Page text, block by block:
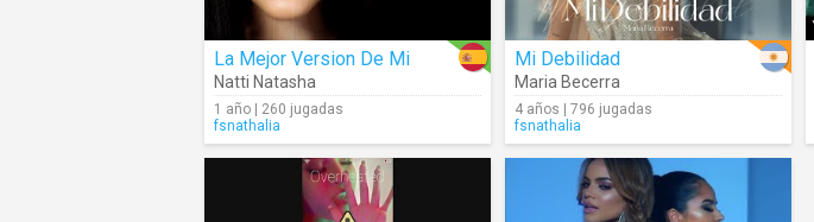
La Mejor Version De Mi
Natti Natasha
1 año | 260 jugadas
fsnathalia
Mi Debilidad
Maria Becerra
4 años | 796 jugadas
fsnathalia